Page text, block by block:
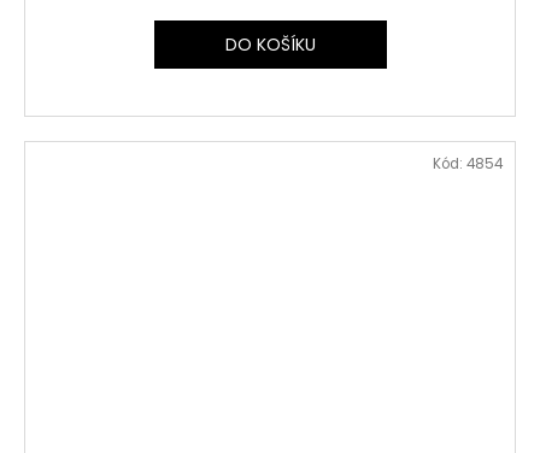
DO KOŠÍKU
Kód: 4854